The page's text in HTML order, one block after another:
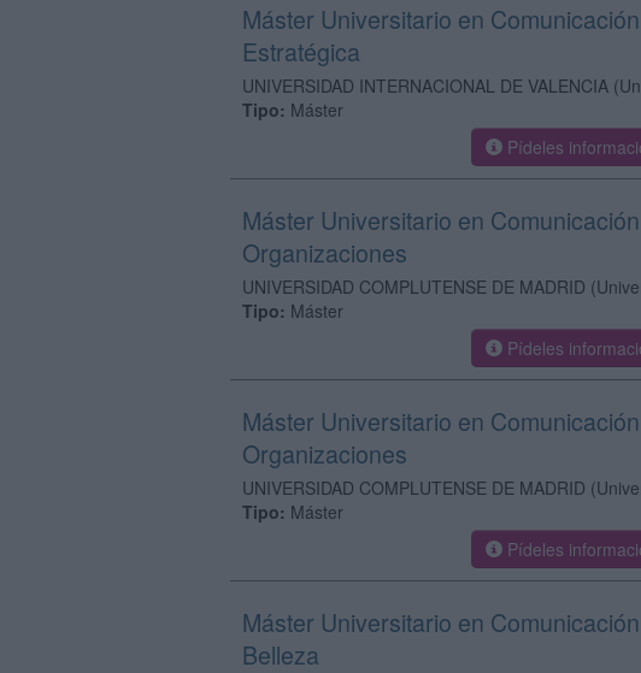
Máster Universitario en
Estratégica
UNIVERSIDAD INTERNACIONAL DE VALENCIA
Tipo: Máster
Pídeles
Máster Universitario en
Organizaciones
UNIVERSIDAD COMPLUTENSE DE MADRID
Tipo: Máster
Pídeles
Máster Universitario en
Organizaciones
UNIVERSIDAD COMPLUTENSE DE MADRID
Tipo: Máster
Pídeles
Máster Universitario en
Belleza